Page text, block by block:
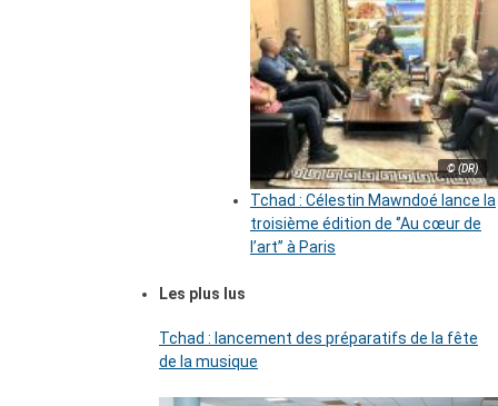
© (DR)
Tchad : Célestin Mawndoé lance la
troisième édition de ‘’Au cœur de
l’art’’ à Paris
Les plus lus
Tchad : lancement des préparatifs de la fête
de la musique